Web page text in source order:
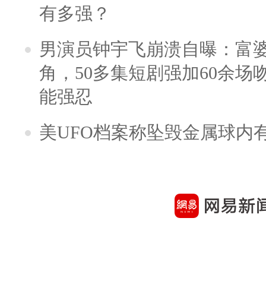
有多强？
男演员钟宇飞崩溃自曝：富
角，50多集短剧强加60余场
能强忍
美UFO档案称坠毁金属球内